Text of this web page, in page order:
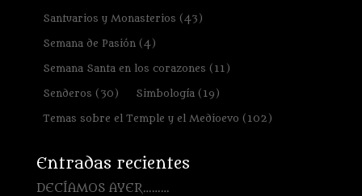
Santuarios y Monasterios (43)
Semana de Pasión (4)
Semana Santa en los corazones (11)
Senderos (30) Simbología (19)
Temas sobre el Temple y el Medioevo (102)
Entradas recientes
DECÍAMOS AYER………